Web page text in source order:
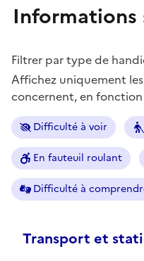
Informations
Filtrer par type de
Affichez uniquement
concernent, en
Difficulté à voir
En fauteuil roulant
Difficulté à
Transport et